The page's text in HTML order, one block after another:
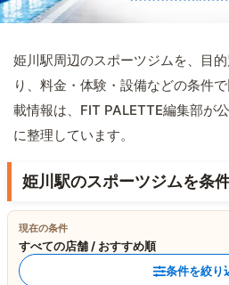
姫川駅周辺のスポーツジムを、目
り、料金・体験・設備などの条件
載情報は、FIT PALETTE編集部が
に整理しています。
姫川駅のスポーツジムを条
現在の条件
すべての店舗 / おすすめ順
条件を絞り